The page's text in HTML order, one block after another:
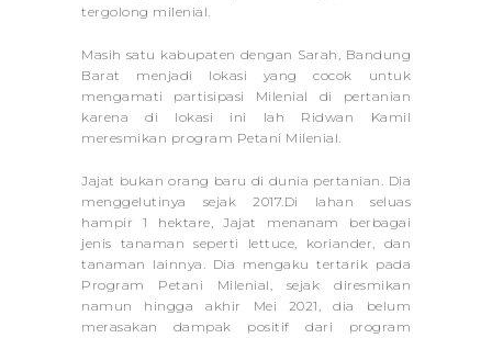
tergolong milenial.
Masih satu kabupaten dengan Sarah, Bandung
Barat menjadi lokasi yang cocok untuk
mengamati partisipasi Milenial di pertanian
karena di lokasi ini lah Ridwan Kamil
meresmikan program Petani Milenial.
Jajat bukan orang baru di dunia pertanian. Dia
menggelutinya sejak 2017.Di lahan seluas
hampir 1 hektare, Jajat menanam berbagai
jenis tanaman seperti lettuce, koriander, dan
tanaman lainnya. Dia mengaku tertarik pada
Program Petani Milenial, sejak diresmikan
namun hingga akhir Mei 2021, dia belum
merasakan dampak positif dari program